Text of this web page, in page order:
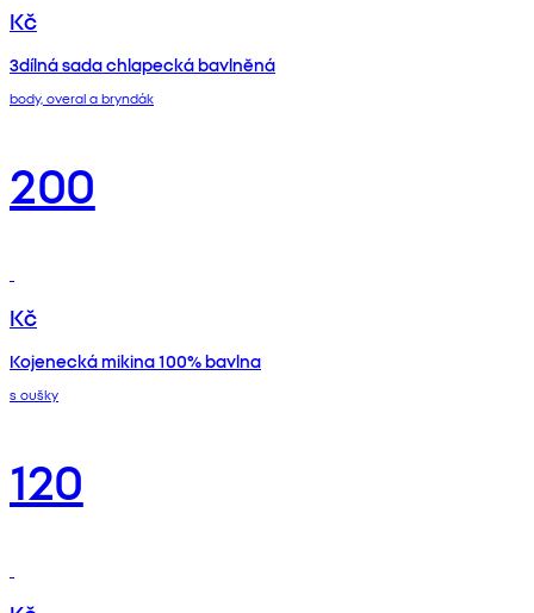
Kč
3dílná sada chlapecká bavlněná
body, overal a bryndák
200
Kč
Kojenecká mikina 100% bavlna
s oušky
120